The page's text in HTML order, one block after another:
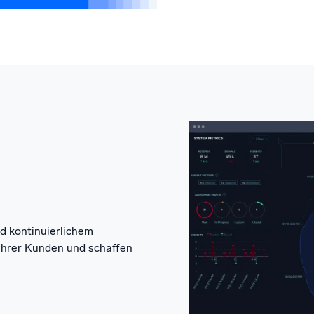
kontinuierlichem
Kunden und schaffen